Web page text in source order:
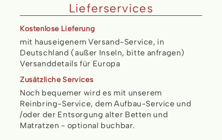
Lieferservices
Kostenlose Lieferung
mit hauseigenem Versand-Service, in
Deutschland (außer Inseln, bitte anfragen)
Versanddetails für Europa
Zusätzliche Services
Noch bequemer wird es mit unserem
Reinbring-Service, dem Aufbau-Service und
/oder der Entsorgung alter Betten und
Matratzen - optional buchbar.